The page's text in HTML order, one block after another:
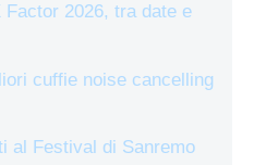
2026, tra date e
cuffie noise cancelling
al Festival di Sanremo